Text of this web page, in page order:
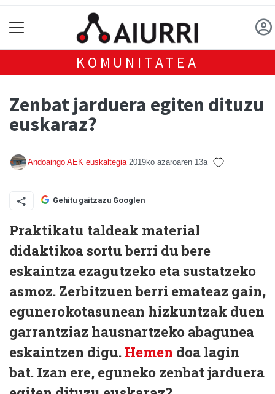
KOMUNITATEA
Zenbat jarduera egiten dituzu
euskaraz?
Andoaingo AEK euskaltegia 2019ko azaroaren 13a
Gehitu gaitzazu Googlen
Praktikatu taldeak material
didaktikoa sortu berri du bere
eskaintza ezagutzeko eta sustatzeko
asmoz. Zerbitzuen berri emateaz gain,
egunerokotasunean hizkuntzak duen
garrantziaz hausnartzeko abagunea
eskaintzen digu. Hemen doa lagin
bat. Izan ere, eguneko zenbat jarduera